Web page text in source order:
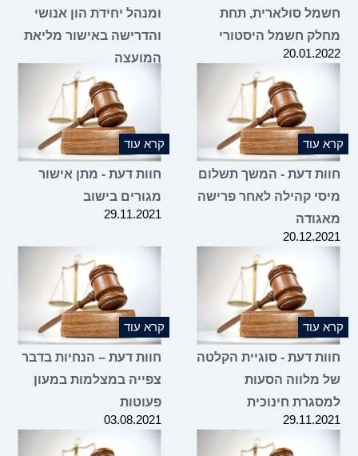
סולארית, תחת
חשמל היסטורי
ומנהל יחידת הון אנושי
והדרישה באישור מליאת
המועצה
עוד
דעת - המשך תשלום
קהילה לאחר פרישה
קרא עוד
חוות דעת - מתן אישור
מגורים בישוב
29.11.2021
עוד
דעת - סוגיית הקלטה
מלווה הסעות
חינוכית
קרא עוד
חוות דעת – הנחיות בדבר
צפייה במצלמות במעון
פעוטות
03.08.2021